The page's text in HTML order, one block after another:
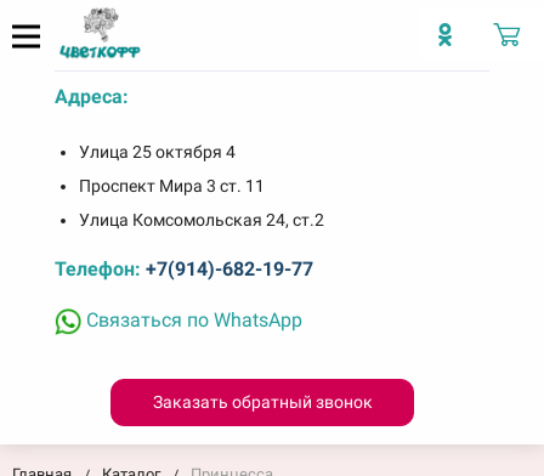
Адреса:
Улица 25 октября 4
Проспект Мира 3 ст. 11
Улица Комсомольская 24, ст.2
Телефон: +7(914)-682-19-77
Связаться по WhatsApp
Заказать обратный звонок